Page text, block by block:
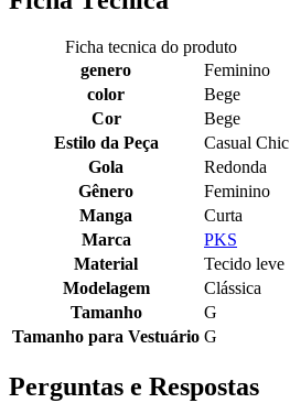
Ficha tecnica do produto
genero
Feminino
color
Bege
Cor
Bege
Estilo da Peça
Casual Chic
Gola
Redonda
Gênero
Feminino
Manga
Curta
Marca
PKS
Material
Tecido leve
Modelagem
Clássica
Tamanho
G
Tamanho para Vestuário G
Perguntas e Respostas